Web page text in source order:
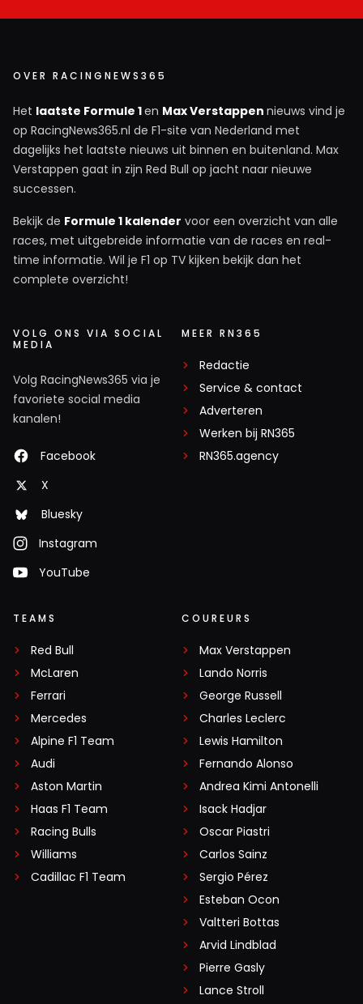
OVER RACINGNEWS365
Het laatste Formule 1en Max Verstappen nieuws vind je
op RacingNews365.nl de F1-site van Nederland met
dagelijks het laatste nieuws uit binnen en buitenland. Max
Verstappen gaat in zijn Red Bull op jacht naar nieuwe
successen.
Bekijk de Formule 1 kalender voor een overzicht van alle
races, met uitgebreide informatie van de races en real-
time informatie. Wil je F1 op TV kijken bekijk dan het
complete overzicht!
VOLG ONS VIA SOCIAL
MEDIA
Volg RacingNews365 via je
favoriete social media
kanalen!
Facebook
X
Bluesky
Instagram
YouTube
MEER RN365
Redactie
Service & contact
Adverteren
Werken bij RN365
RN365.agency
TEAMS
Red Bull
McLaren
Ferrari
Mercedes
Alpine F1 Team
Audi
Aston Martin
Haas F1 Team
Racing Bulls
Williams
Cadillac F1 Team
COUREURS
Max Verstappen
Lando Norris
George Russell
Charles Leclerc
Lewis Hamilton
Fernando Alonso
Andrea Kimi Antonelli
Isack Hadjar
Oscar Piastri
Carlos Sainz
Sergio Pérez
Esteban Ocon
Valtteri Bottas
Arvid Lindblad
Pierre Gasly
Lance Stroll